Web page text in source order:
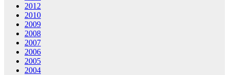
2012
2010
2009
2008
2007
2006
2005
2004